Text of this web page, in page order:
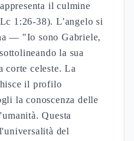
il culmine
1:26-38). L'angelo si
— "Io sono Gabriele,
la sua
corte celeste. La
il profilo
la conoscenza delle
Questa
del